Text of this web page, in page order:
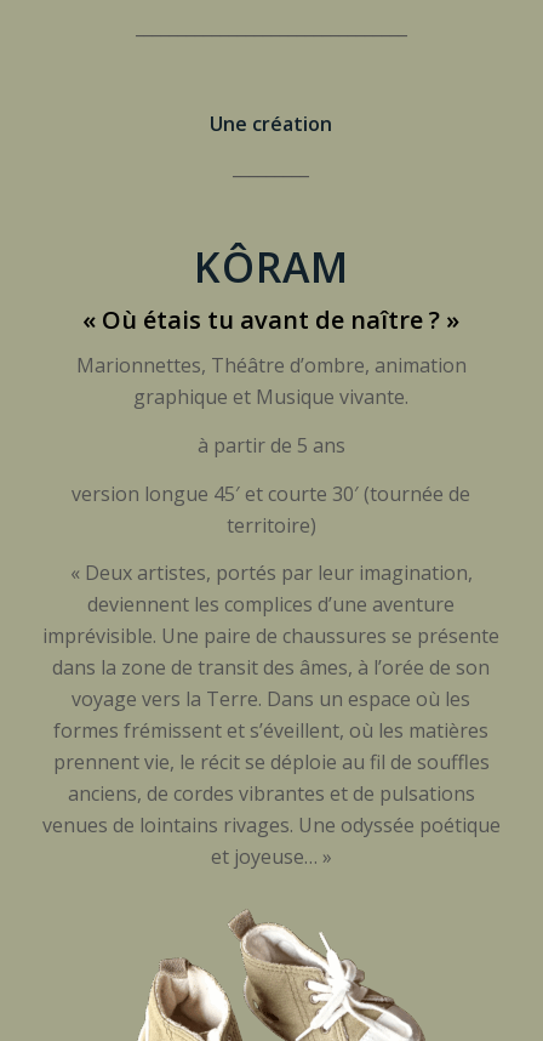
Une création
KÔRAM
« Où étais tu avant de naître ? »
Marionnettes, Théâtre d’ombre, animation
graphique et Musique vivante.
à partir de 5 ans
version longue 45′ et courte 30′ (tournée de
territoire)
« Deux artistes, portés par leur imagination,
deviennent les complices d’une aventure
imprévisible. Une paire de chaussures se présente
dans la zone de transit des âmes, à l’orée de son
voyage vers la Terre. Dans un espace où les
formes frémissent et s’éveillent, où les matières
prennent vie, le récit se déploie au fil de souffles
anciens, de cordes vibrantes et de pulsations
venues de lointains rivages. Une odyssée poétique
et joyeuse… »